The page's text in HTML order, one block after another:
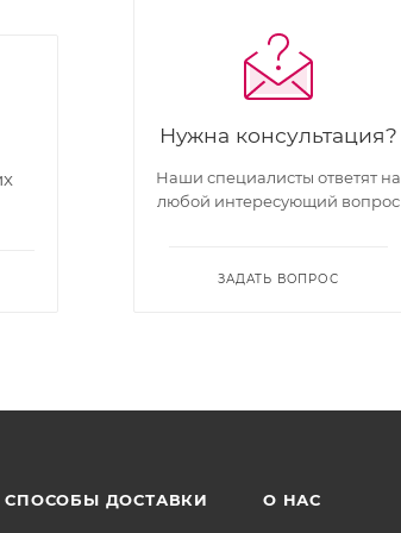
Нужна консультация?
Наши специалисты ответят на
любой интересующий вопрос
ЗАДАТЬ ВОПРОС
СПОСОБЫ ДОСТАВКИ О НАС